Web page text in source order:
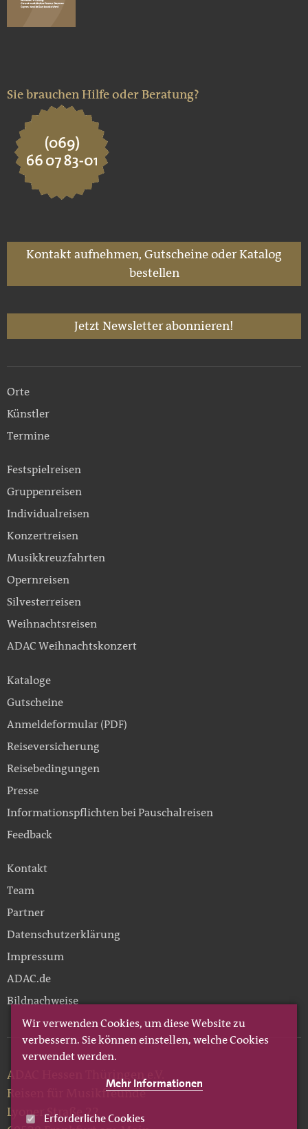
Sie brauchen Hilfe oder Beratung?
Kontakt aufnehmen, Gutscheine oder Katalog
bestellen
Jetzt Newsletter abonnieren!
Orte
Künstler
Termine
Festspielreisen
Gruppenreisen
Individualreisen
Konzertreisen
Musikkreuzfahrten
Opernreisen
Silvesterreisen
Weihnachtsreisen
ADAC Weihnachtskonzert
Kataloge
Gutscheine
Anmeldeformular (PDF)
Reiseversicherung
Reisebedingungen
Presse
Informationspflichten bei Pauschalreisen
Feedback
Kontakt
Team
Partner
Datenschutzerklärung
Impressum
ADAC.de
Bildnachweise
ADAC Hessen Thüringen e.V.
Reisen für Musikfreunde
Lyoner Straße 22
Wir verwenden Cookies, um diese Website zu
verbessern. Sie können einstellen, welche Cookies
verwendet werden.
Mehr Informationen
Erforderliche Cookies